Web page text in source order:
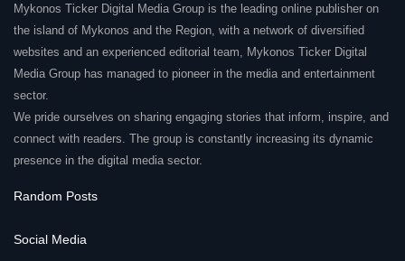
Mykonos Ticker Digital Media Group is the leading online publisher on
the island of Mykonos and the Region, with a network of diversified
websites and an experienced editorial team, Mykonos Ticker Digital
Media Group has managed to pioneer in the media and entertainment
sector.
We pride ourselves on sharing engaging stories that inform, inspire, and
connect with readers. The group is constantly increasing its dynamic
presence in the digital media sector.
Random Posts
Social Media